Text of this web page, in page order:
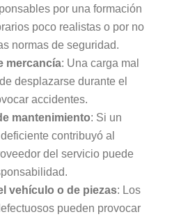
por una formación
poco realistas o por no
normas de seguridad.
mercancía: Una carga mal
desplazarse durante el
accidentes.
mantenimiento: Si un
contribuyó al
del servicio puede
vehículo o de piezas: Los
pueden provocar